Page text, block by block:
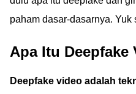
paham dasar-dasarnya. Yuk
Apa Itu Deepfake
Deepfake video adalah